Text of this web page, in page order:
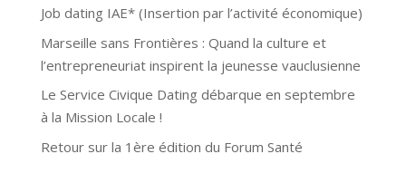
Job dating IAE* (Insertion par l’activité économique)
Marseille sans Frontières : Quand la culture et
l’entrepreneuriat inspirent la jeunesse vauclusienne
Le Service Civique Dating débarque en septembre
à la Mission Locale !
Retour sur la 1ère édition du Forum Santé